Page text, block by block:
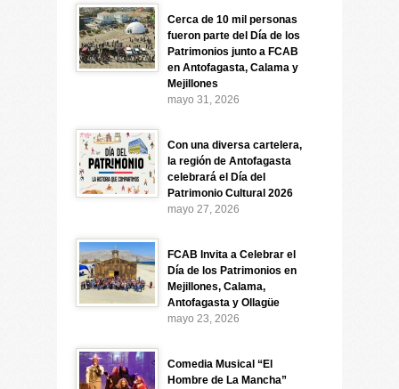
Cerca de 10 mil personas
fueron parte del Día de los
Patrimonios junto a FCAB
en Antofagasta, Calama y
Mejillones
mayo 31, 2026
Con una diversa cartelera,
la región de Antofagasta
celebrará el Día del
Patrimonio Cultural 2026
mayo 27, 2026
FCAB Invita a Celebrar el
Día de los Patrimonios en
Mejillones, Calama,
Antofagasta y Ollagüe
mayo 23, 2026
Comedia Musical “El
Hombre de La Mancha”